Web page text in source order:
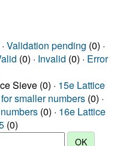
Validation pending (0) ·
(0) · Invalid (0) · Error
Sieve (0) · 15e Lattice
smaller numbers (0) ·
(0) · 16e Lattice
(0)